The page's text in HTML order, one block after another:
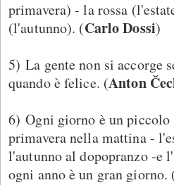
primavera) - la rossa
(l'autunno). (Carlo Dossi)
5) La gente non si accorge
quando è felice. (Anton
6) Ogni giorno è un
primavera nella mattina -
l'autunno al dopopranzo -e
ogni anno è un gran giorno.